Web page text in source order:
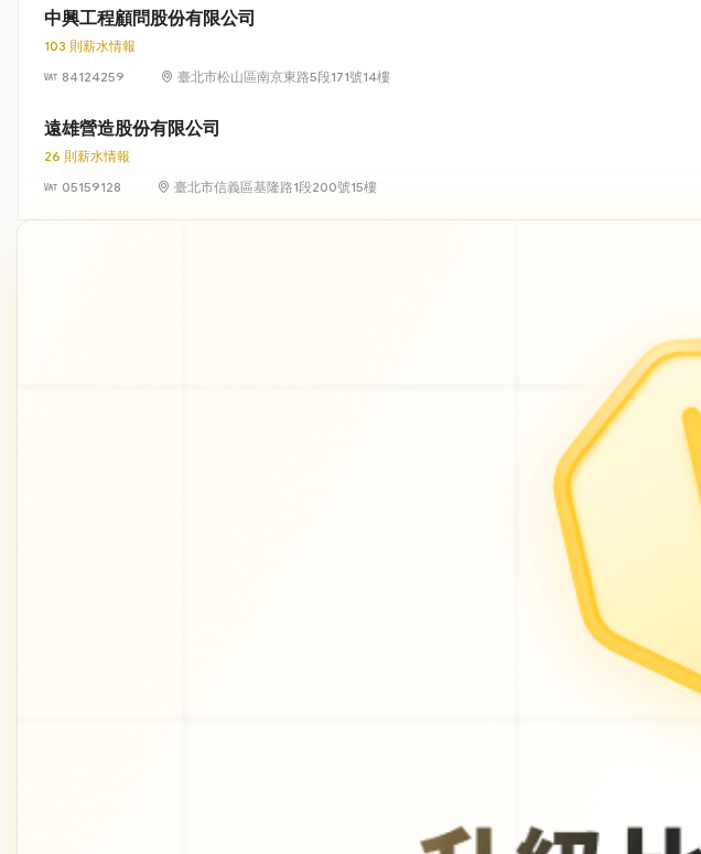
中興工程顧問股份有限公司
103 則薪水情報
84124259
臺北市松山區南京東路5段171號14樓
遠雄營造股份有限公司
26 則薪水情報
05159128
臺北市信義區基隆路1段200號15樓